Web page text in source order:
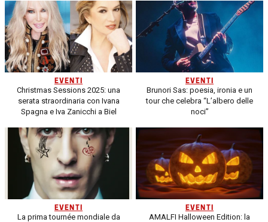
EVENTI
Christmas Sessions 2025: una
serata straordinaria con Ivana
Spagna e Iva Zanicchi a Biel
EVENTI
Brunori Sas: poesia, ironia e un
tour che celebra “L’albero delle
noci”
EVENTI
La prima tournée mondiale da
EVENTI
AMALFI Halloween Edition: la